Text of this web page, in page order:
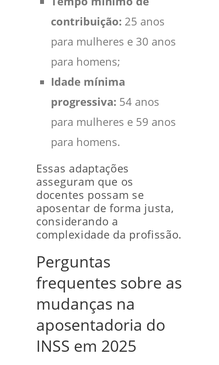
contribuição: 25 anos
para mulheres e 30 anos
para homens;
Idade mínima
progressiva: 54 anos
para mulheres e 59 anos
para homens.
Essas adaptações
asseguram que os
docentes possam se
aposentar de forma justa,
considerando a
complexidade da profissão.
Perguntas
frequentes sobre as
mudanças na
aposentadoria do
INSS em 2025